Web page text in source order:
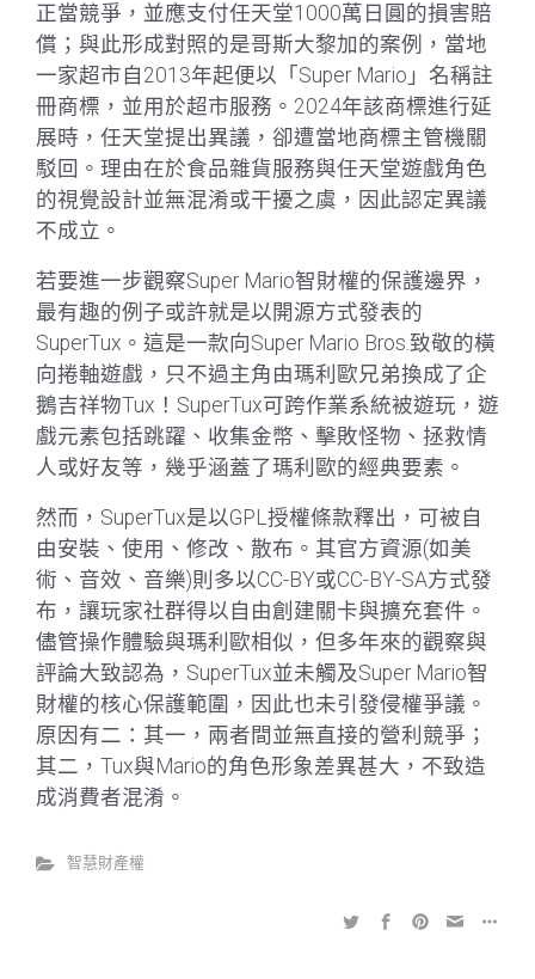
正當競爭，並應支付任天堂1000萬日圓的損害賠
償；與此形成對照的是哥斯大黎加的案例，當地
一家超市自2013年起便以「Super Mario」名稱註
冊商標，並用於超市服務。2024年該商標進行延
展時，任天堂提出異議，卻遭當地商標主管機關
駁回。理由在於食品雜貨服務與任天堂遊戲角色
的視覺設計並無混淆或干擾之虞，因此認定異議
不成立。
若要進一步觀察Super Mario智財權的保護邊界，
最有趣的例子或許就是以開源方式發表的
SuperTux。這是一款向Super Mario Bros.致敬的橫
向捲軸遊戲，只不過主角由瑪利歐兄弟換成了企
鵝吉祥物Tux！SuperTux可跨作業系統被遊玩，遊
戲元素包括跳躍、收集金幣、擊敗怪物、拯救情
人或好友等，幾乎涵蓋了瑪利歐的經典要素。
然而，SuperTux是以GPL授權條款釋出，可被自
由安裝、使用、修改、散布。其官方資源(如美
術、音效、音樂)則多以CC-BY或CC-BY-SA方式發
布，讓玩家社群得以自由創建關卡與擴充套件。
儘管操作體驗與瑪利歐相似，但多年來的觀察與
評論大致認為，SuperTux並未觸及Super Mario智
財權的核心保護範圍，因此也未引發侵權爭議。
原因有二：其一，兩者間並無直接的營利競爭；
其二，Tux與Mario的角色形象差異甚大，不致造
成消費者混淆。
智慧財產權